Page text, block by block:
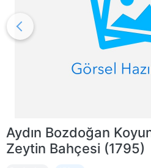
Aydın Bozdoğan
Zeytin Bahçesi (1795)